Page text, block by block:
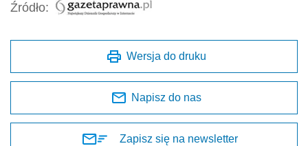
Źródło:
Wersja do druku
Napisz do nas
Zapisz się na newsletter